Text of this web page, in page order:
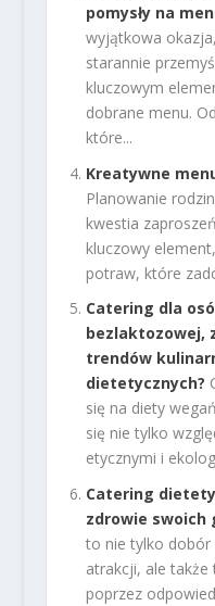
pomysły na
wyjątkowa
starannie
kluczowym
dobrane menu.
które...
Kreatywne
Planowanie
kwestia
kluczowy
potraw, które
Catering dla
bezlaktozowej,
trendów
dietetycznych?
się na diety
się nie tylko
etycznymi i
Catering
zdrowie swoich
to nie tylko dobór
atrakcji, ale
poprzez